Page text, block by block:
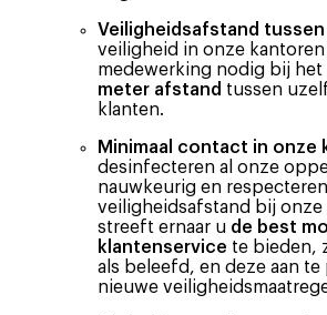
Veiligheidsafstand
veiligheid in onze
medewerking nodig bij het
meter afstand tussen
klanten.
Minimaal contact in onze
desinfecteren al onze
nauwkeurig en
veiligheidsafstand bij onze
streeft ernaar u de best
klantenservice te bieden,
als beleefd, en deze aan te
nieuwe